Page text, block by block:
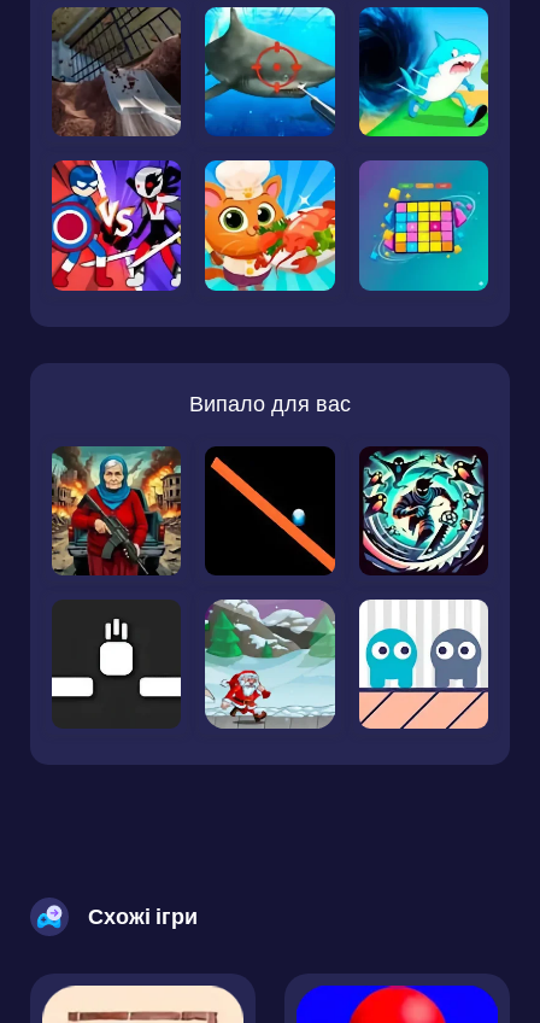
Випало для вас
Схожі ігри